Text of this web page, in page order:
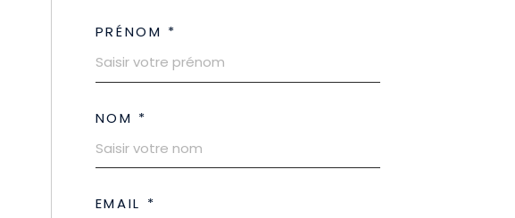
PRÉNOM *
NOM *
EMAIL *